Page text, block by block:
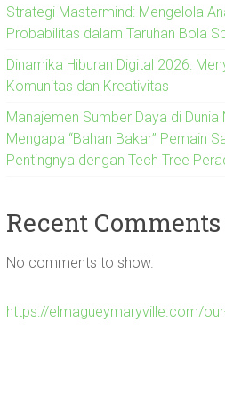
Strategi Mastermind: Mengelola
Probabilitas dalam Taruhan Bola
Dinamika Hiburan Digital 2026:
Komunitas dan Kreativitas
Manajemen Sumber Daya di Dunia
Mengapa “Bahan Bakar” Pemain
Pentingnya dengan Tech Tree
Recent Comments
No comments to show.
https://elmagueymaryville.com/